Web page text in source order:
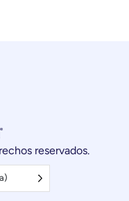
reservados.